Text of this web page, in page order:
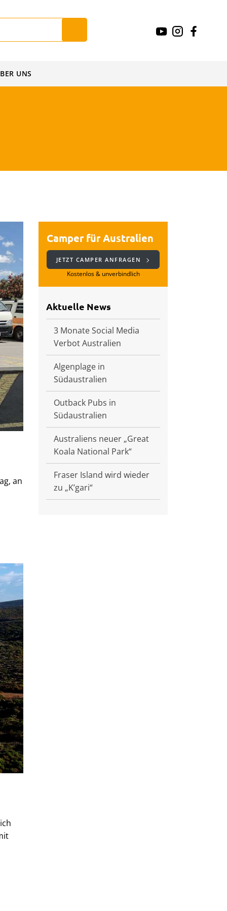
UNS
an
Camper für Australien
JETZT CAMPER ANFRAGEN
Kostenlos & unverbindlich
Aktuelle News
3 Monate Social Media
Verbot Australien
Algenplage in
Südaustralien
Outback Pubs in
Südaustralien
Australiens neuer „Great
Koala National Park“
Fraser Island wird wieder
zu „K’gari“